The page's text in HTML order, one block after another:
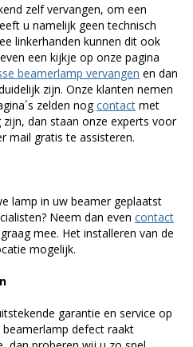
zelf vervangen, om een
u namelijk geen technisch
linkerhanden kunnen dit ook
een kijkje op onze pagina
beamerlamp vervangen en dan
zijn. Onze klanten nemen
zelden nogcontact met
dan staan onze experts voor
mail gratis te assisteren.
lamp in uw beamer geplaatst
Neem dan even contact
mee. Het installeren van de
mogelijk.
garantie en service op
defect raakt